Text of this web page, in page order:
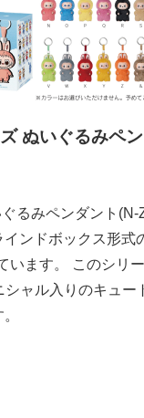
ぬいぐるみペン
るみペンダント
ンドボックス形
ます。 このシリ
ャル入りのキュ